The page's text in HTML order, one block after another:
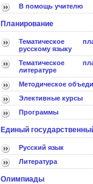
В помощь учителю
Планирование
Тематическое
русскому языку
Тематическое
литературе
Методическое
Элективные курсы
Программы
Единый
Русский язык
Литература
Олимпиады